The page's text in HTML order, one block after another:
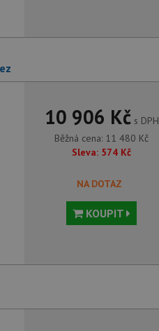
10 906 Kčs DPH
Běžná cena: 11 480 Kč
Sleva: 574 Kč
NA DOTAZ
KOUPIT